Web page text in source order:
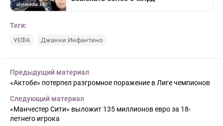
Теги:
УЕФА Джанни Инфантино
Предыдущий материал
«Актобе» потерпел разгромное поражение в Лиге чемпионов
Следующий материал
«Манчестер Сити» выложит 135 миллионов евро за 18-
летнего игрока